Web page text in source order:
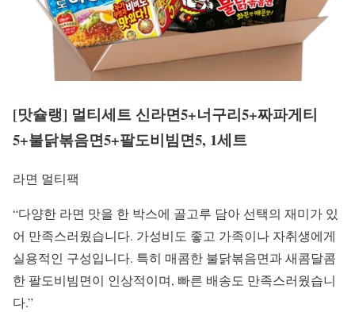
[맛슐랭] 멀티세트 신라면5+너구리5+짜파게티
5+불닭볶음면5+팔도비빔면5, 1세트
라면 멀티팩
“다양한 라면 맛을 한 박스에 골고루 담아 선택의 재미가 있
어 만족스러웠습니다. 가성비도 좋고 가족이나 자취생에게
실용적인 구성입니다. 특히 매콤한 불닭볶음면과 새콤달콤
한 팔도비빔면이 인상적이며, 빠른 배송도 만족스러웠습니
다.”